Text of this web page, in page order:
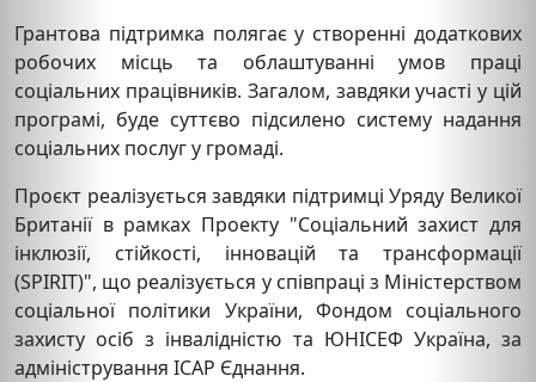
Грантова підтримка полягає у створенні додаткових
робочих місць та облаштуванні умов праці
соціальних працівників. Загалом, завдяки участі у цій
програмі, буде суттєво підсилено систему надання
соціальних послуг у громаді.
Проєкт реалізується завдяки підтримці Уряду Великої
Британії в рамках Проекту "Соціальний захист для
інклюзії, стійкості, інновацій та трансформації
(SPIRIT)", що реалізується у співпраці з Міністерством
соціальної політики України, Фондом соціального
захисту осіб з інвалідністю та ЮНІСЕФ Україна, за
адміністрування ІСАР Єднання.